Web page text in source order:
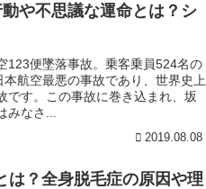
や不思議な運命とは？シ
123便墜落事故。乗客乗員524名の
航空最悪の事故であり、世界史上
です。この事故に巻き込まれ、坂
なさ...
2019.08.08
？全身脱毛症の原因や理